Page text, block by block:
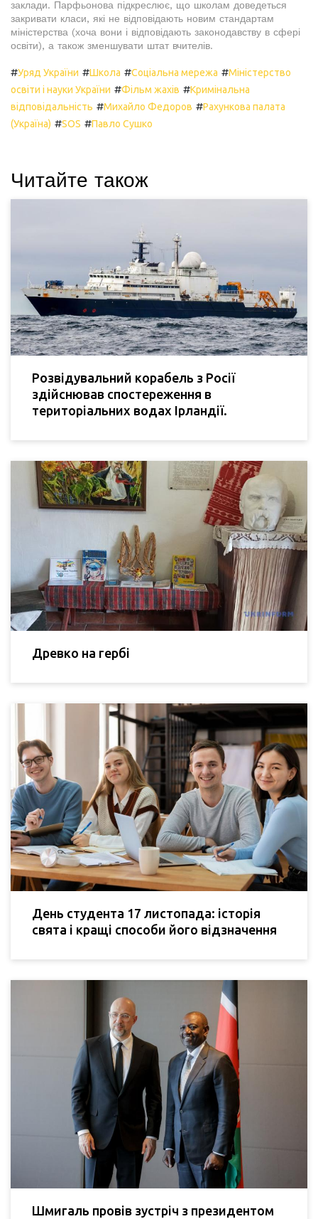
заклади. Парфьонова підкреслює, що школам доведеться
закривати класи, які не відповідають новим стандартам
міністерства (хоча вони і відповідають законодавству в сфері
освіти), а також зменшувати штат вчителів.
#Уряд України #Школа #Соціальна мережа #Міністерство
освіти і науки України #Фільм жахів #Кримінальна
відповідальність #Михайло Федоров #Рахункова палата
(Україна) #SOS #Павло Сушко
Читайте також
Розвідувальний корабель з Росії
здійснював спостереження в
територіальних водах Ірландії.
Древко на гербі
День студента 17 листопада: історія
свята і кращі способи його відзначення
Шмигаль провів зустріч з президентом